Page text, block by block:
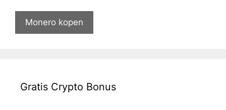
Monero kopen
Gratis Crypto Bonus